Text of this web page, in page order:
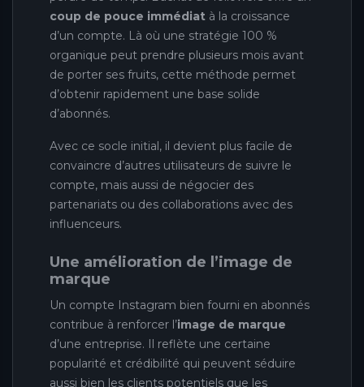
coup de pouce immédiat à la croissance
d’un compte. Là où une stratégie 100 %
organique peut prendre plusieurs mois avant
de porter ses fruits, cette méthode permet
d’obtenir rapidement une base solide
d’abonnés.
Avec ce socle initial, il devient plus facile de
convaincre d’autres utilisateurs de suivre le
compte, mais aussi de négocier des
partenariats ou des collaborations avec des
influenceurs.
Une amélioration de l’image de
marque
Un compte Instagram bien fourni en abonnés
contribue à renforcer l’image de marque
d’une entreprise. Il reflète une certaine
popularité et crédibilité qui peuvent séduire
aussi bien les clients potentiels que les